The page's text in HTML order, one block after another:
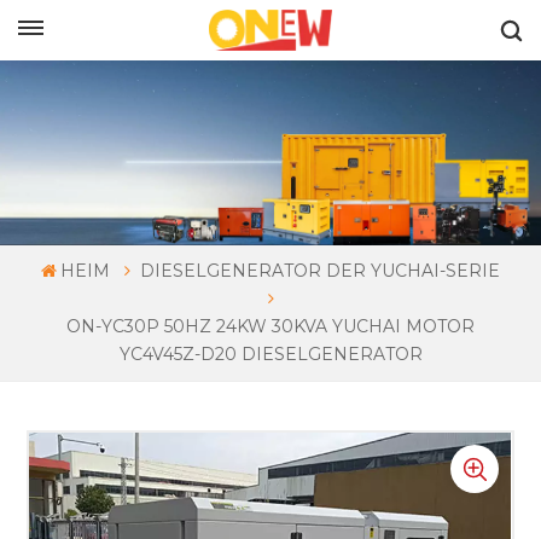
HEIM DIESELGENERATOR DER YUCHAI-SERIE
ON-YC30P 50HZ 24KW 30KVA YUCHAI MOTOR
YC4V45Z-D20 DIESELGENERATOR